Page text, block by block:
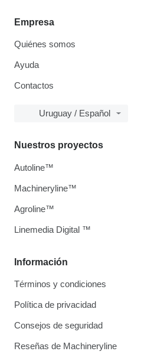
Empresa
Quiénes somos
Ayuda
Contactos
Uruguay / Español
Información
Términos y condiciones
Política de privacidad
Consejos de seguridad
Reseñas de Machineryline
Nuestros proyectos
Autoline™
Machineryline™
Agroline™
Linemedia Digital ™